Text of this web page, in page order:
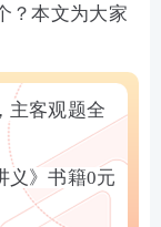
？本文为大家
主客观题全
义》书籍0元